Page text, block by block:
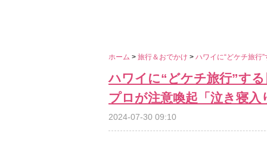
ホーム > 旅行＆おでかけ > ハワイに“どケチ旅行
ハワイに“どケチ旅行”す
プロが注意喚起「泣き寝入
2024-07-30 09:10